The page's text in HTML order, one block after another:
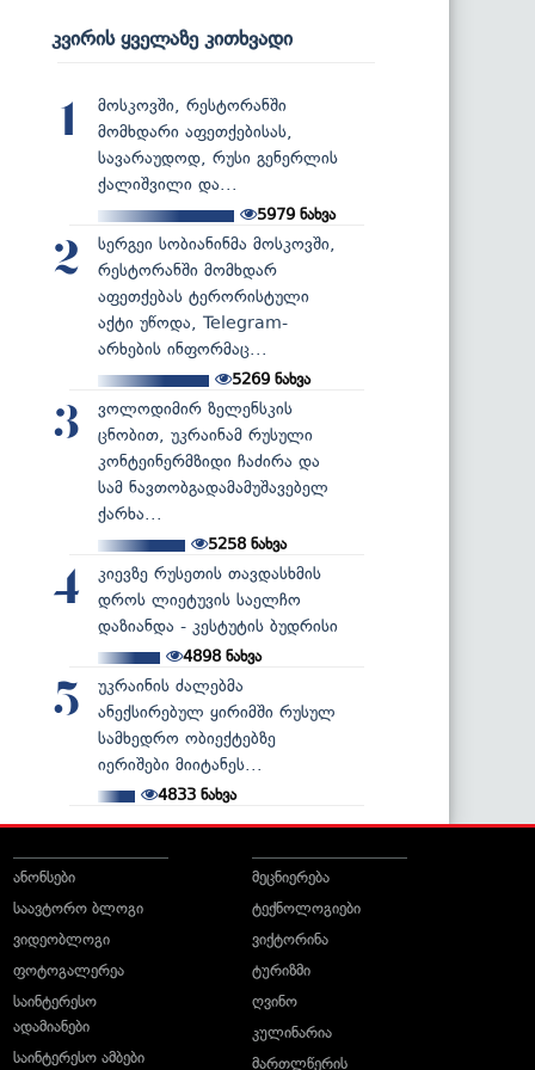
კვირის ყველაზე კითხვადი
1
მოსკოვში, რესტორანში
მომხდარი აფეთქებისას,
სავარაუდოდ, რუსი გენერლის
ქალიშვილი და...
5979 ნახვა
2
სერგეი სობიანინმა მოსკოვში,
რესტორანში მომხდარ
აფეთქებას ტერორისტული
აქტი უწოდა, Telegram-
არხების ინფორმაც...
5269 ნახვა
3
ვოლოდიმირ ზელენსკის
ცნობით, უკრაინამ რუსული
კონტეინერმზიდი ჩაძირა და
სამ ნავთობგადამამუშავებელ
ქარხა...
5258ნახვა
4
კიევზე რუსეთის თავდასხმის
დროს ლიეტუვის საელჩო
დაზიანდა - კესტუტის ბუდრისი
4898ნახვა
5
უკრაინის ძალებმა
ანექსირებულ ყირიმში რუსულ
სამხედრო ობიექტებზე
იერიშები მიიტანეს...
4833 ნახვა
ანონსები
საავტორო ბლოგი
ვიდეობლოგი
ფოტოგალერეა
საინტერესო
ადამიანები
საინტერესო ამბები
მეცნიერება
ტექნოლოგიები
ვიქტორინა
ტურიზმი
ღვინო
კულინარია
მართლწერის